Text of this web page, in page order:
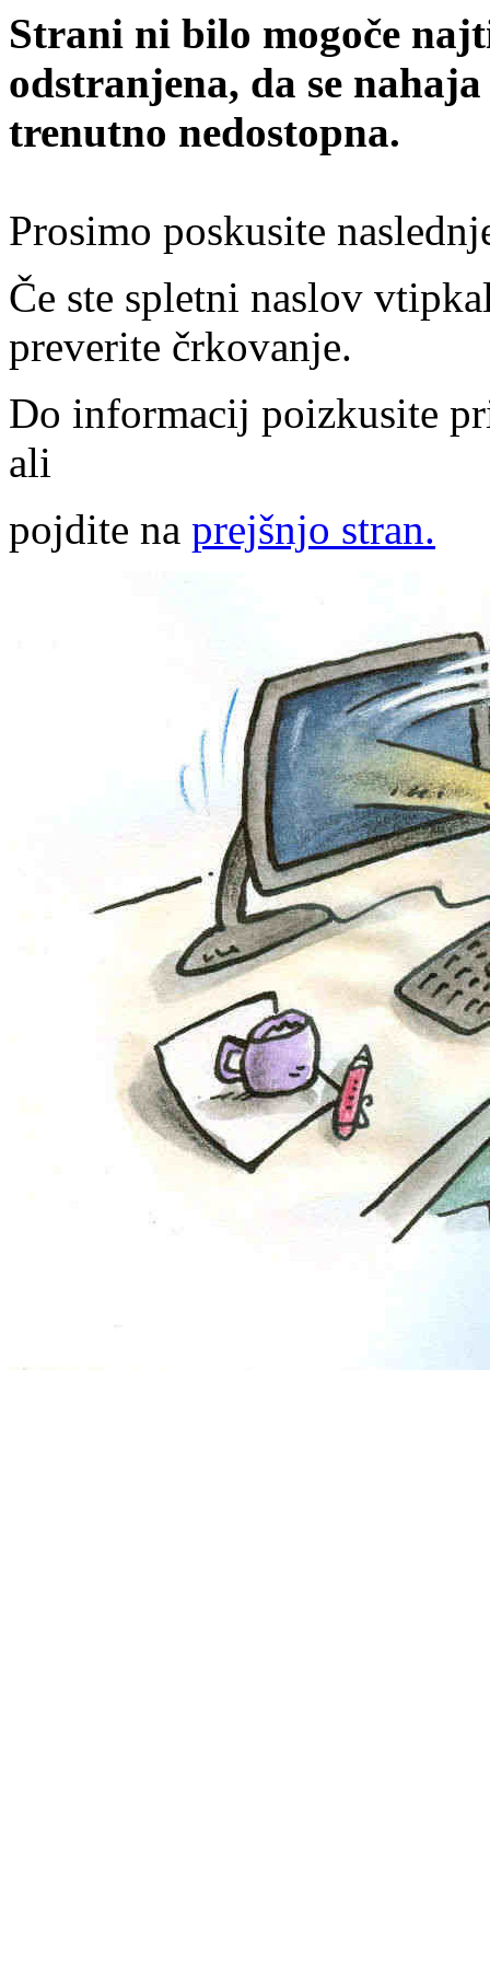
Strani ni bilo mogoče
odstranjena, da se
trenutno nedostopna.
Prosimo poskusite
Če ste spletni naslov
preverite črkovanje.
Do informacij poizkusite
ali
pojdite na prejšnjo stran.